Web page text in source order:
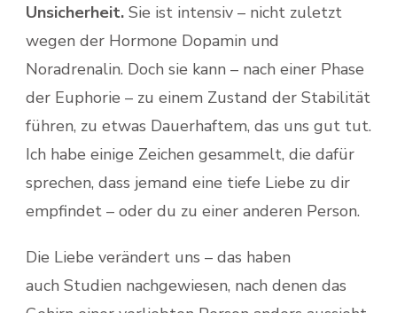
Unsicherheit. Sie ist intensiv – nicht zuletzt
wegen der Hormone Dopamin und
Noradrenalin. Doch sie kann – nach einer Phase
der Euphorie – zu einem Zustand der Stabilität
führen, zu etwas Dauerhaftem, das uns gut tut.
Ich habe einige Zeichen gesammelt, die dafür
sprechen, dass jemand eine tiefe Liebe zu dir
empfindet – oder du zu einer anderen Person.
Die Liebe verändert uns – das haben
auch Studien nachgewiesen, nach denen das